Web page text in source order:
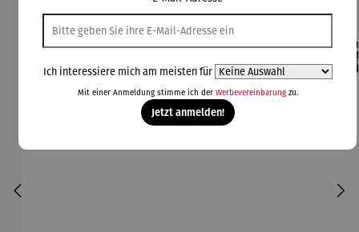
Derzeit vergriffen
30% gespart
Ich interessiere mich am meisten für
Mit einer Anmeldung stimme ich der Werbevereinbarungzu.
Jetzt anmelden!